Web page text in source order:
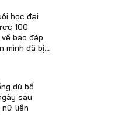
học đại
100
báo đáp
mình đã bị
dù bố
sau
liền